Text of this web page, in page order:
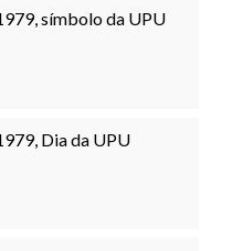
símbolo da UPU
Dia da UPU